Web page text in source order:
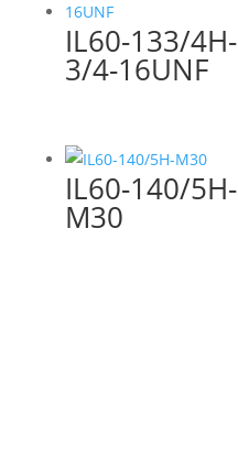
IL60-133/4H-
3/4-16UNF
IL60-140/5H-
M30